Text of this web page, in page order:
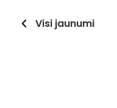
Visi jaunumi